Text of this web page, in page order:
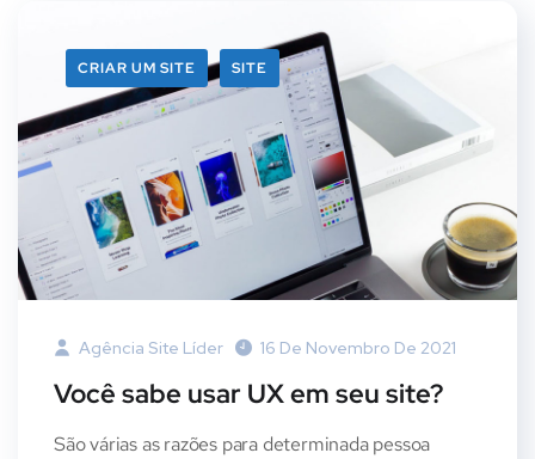
CRIAR UM SITE SITE
Agência Site Líder 16 De Novembro De 2021
Você sabe usar UX em seu site?
São várias as razões para determinada pessoa